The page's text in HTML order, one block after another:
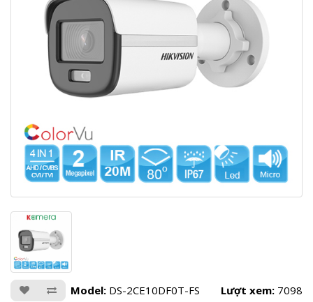
Model: DS-2CE10DF0T-FS Lượt xem: 7098